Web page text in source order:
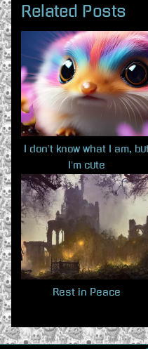
v
i
u
s
P
o
s
:
Related Posts
I don’t know what I am,
I’m cute
Rest in Peace